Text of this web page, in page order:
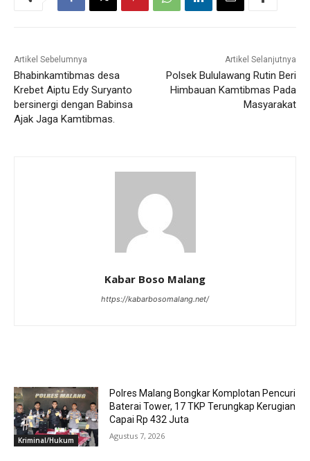
Artikel Sebelumnya
Bhabinkamtibmas desa
Krebet Aiptu Edy Suryanto
bersinergi dengan Babinsa
Ajak Jaga Kamtibmas.
Artikel Selanjutnya
Polsek Bululawang Rutin Beri
Himbauan Kamtibmas Pada
Masyarakat
Kabar Boso Malang
https://kabarbosomalang.net/
Kriminal/Hukum
Polres Malang Bongkar Komplotan Pencuri
Baterai Tower, 17 TKP Terungkap Kerugian
Capai Rp 432 Juta
Agustus 7, 2026